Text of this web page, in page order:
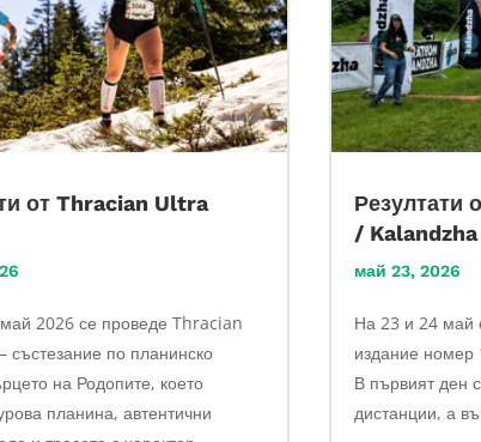
от Thracian Ultra
2026 се проведе Thracian
състезание по планинско
на Родопите, което
планина, автентични
Резултати
/
май 23, 2026
На 23 и 24 май
издание
В първият ден
дистанции, а